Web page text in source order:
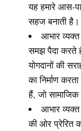
यह हमारे आस-
सहज बनाती है।
आभार
समझ पैदा करते
योगदानों की
का निर्माण
हैं, जो
आभार
की ओर प्रेरित